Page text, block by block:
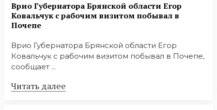
Врио Губернатора Брянской области Егор
Ковальчук с рабочим визитом побывал в
Почепе
Врио Губернатора Брянской области Егор
Ковальчук с рабочим визитом побывал в Почепе,
сообщает ...
Читать далее